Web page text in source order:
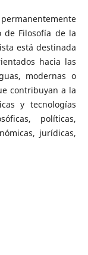
de Filosofía de la
está destinada
hacia las
modernas o
contribuyan a la
y tecnologías
políticas,
jurídicas,